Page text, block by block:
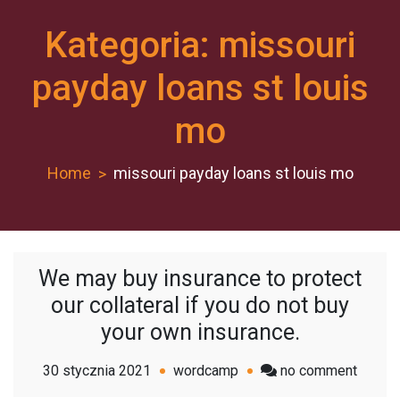
Kategoria: missouri
payday loans st louis
mo
Home missouri payday loans st louis mo
We may buy insurance to protect
our collateral if you do not buy
your own insurance.
30 stycznia 2021 wordcamp no commenton